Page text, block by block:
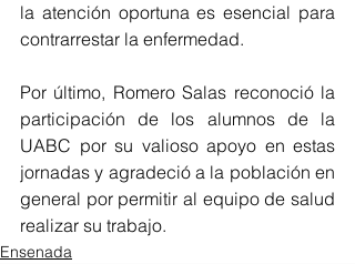
la atención oportuna es esencial para
contrarrestar la enfermedad.
Por último, Romero Salas reconoció la
participación de los alumnos de la
UABC por su valioso apoyo en estas
jornadas y agradeció a la población en
general por permitir al equipo de salud
realizar su trabajo.
Ensenada